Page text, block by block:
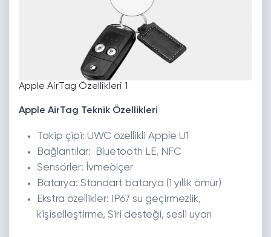
Apple AirTag Özellikleri 1
Apple AirTag Teknik Özellikleri
Takip çipi: UWC özellikli Apple U1
Bağlantılar: Bluetooth LE, NFC
Sensörler: İvmeölçer
Batarya: Standart batarya (1 yıllık ömür)
Ekstra özellikler: IP67 su geçirmezlik,
kişiselleştirme, Siri desteği, sesli uyarı